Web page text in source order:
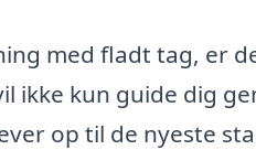
med fladt tag, er
ikke kun guide dig
op til de nyeste